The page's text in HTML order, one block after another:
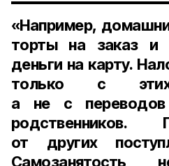
«Например,
торты на заказ и
деньги на карту.
только с этих
а не с
родственников.
от других
Самозанятость